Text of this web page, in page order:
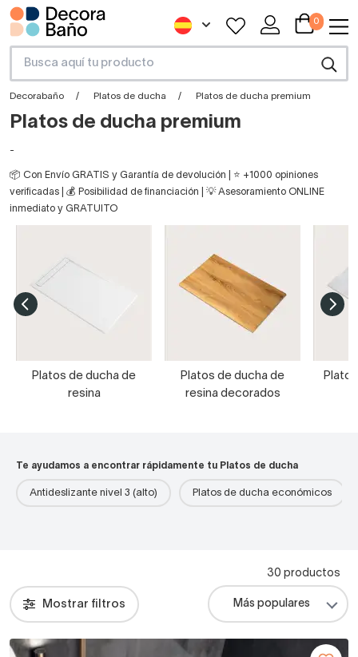
0
Decorabaño Platos de ducha Platos de ducha premium
Platos de ducha premium
-
📦 Con Envío GRATIS y Garantía de devolución | ⭐ +1000 opiniones
verificadas | 💰 Posibilidad de financiación | 💡 Asesoramiento ONLINE
inmediato y GRATUITO
Platos de ducha de
resina
Platos de ducha de
resina decorados
Te ayudamos a encontrar rápidamente tu Platos de ducha
Antideslizante nivel 3 (alto) Platos de ducha económicos
Mostrar filtros
30 productos